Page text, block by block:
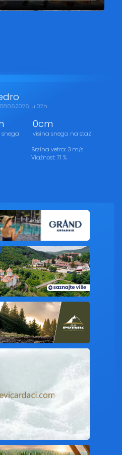
u 02h
0cm
visina snega na stazi
Brzina vetra: 3 m/s
Vlažnost: 71 %